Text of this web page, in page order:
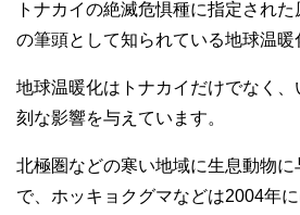
トナカイの絶滅危惧種に指定され
の筆頭として知られている地球温暖
地球温暖化はトナカイだけでなく
刻な影響を与えています。
北極圏などの寒い地域に生息動物に
で、ホッキョクグマなどは2004年